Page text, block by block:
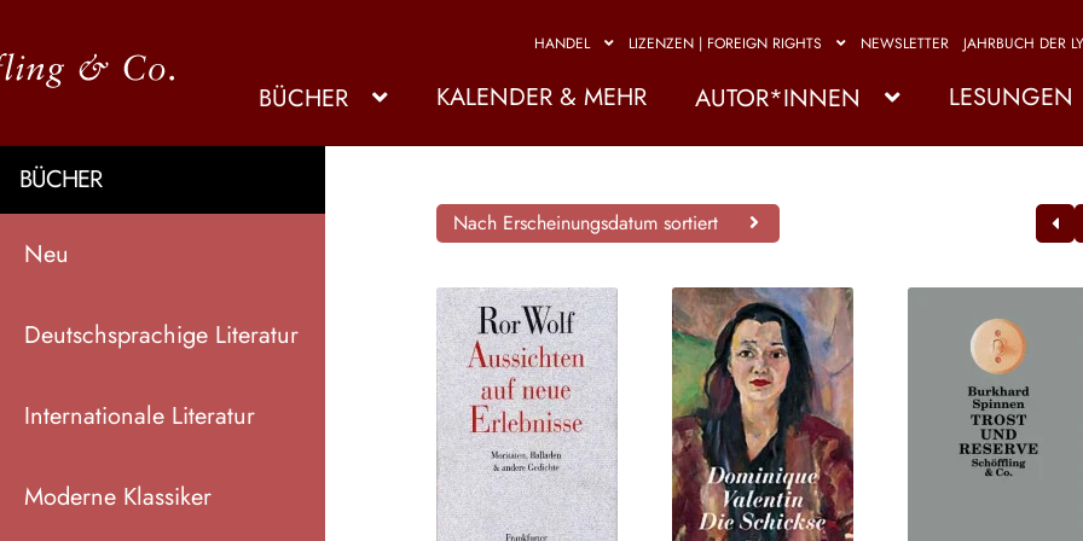
HANDEL LIZENZEN | FOREIGN RIGHTS NEWSLETTER JAHRBUCH DER
BÜCHER KALENDER & MEHR AUTOR*INNEN LESUNGEN
BÜCHER
Neu
Deutschsprachige Literatur
Internationale Literatur
Moderne Klassiker
Nach Erscheinungsdatum sortiert